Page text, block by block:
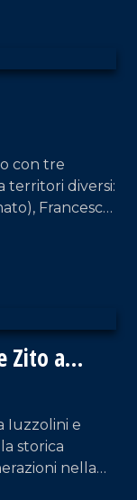
con tre
territori diversi:
Francesco
Zito a
Iuzzolini e
storica
nella